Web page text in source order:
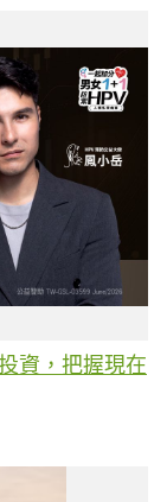
資，把握現在